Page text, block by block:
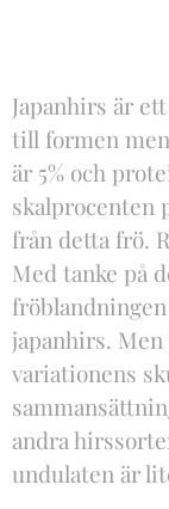
Japanhirs är
till formen
är 5% och
skalprocenten
från detta frö.
Med tanke på
japanhirs.
variationens
andra
undulaten är